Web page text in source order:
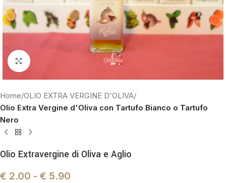
Click to enlarge
Home OLIO EXTRA VERGINE D'OLIVA
Olio Extra Vergine d'Oliva con Tartufo Bianco o Tartufo
Nero
Olio Extravergine di Oliva e Aglio
€ 2.00 - € 5.90